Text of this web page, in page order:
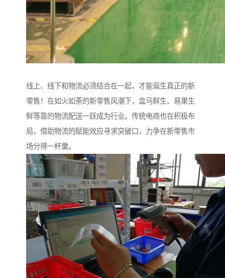
线上、线下和物流必须结合在一起，才能诞生真正的新
零售！在如火如荼的新零售风潮下，盒马鲜生、易果生
鲜等靠的物流配送一跃成为行业。传统电商也在积极布
局，借助物流的赋能效应寻求突破口，力争在新零售市
场分得一杯羹。